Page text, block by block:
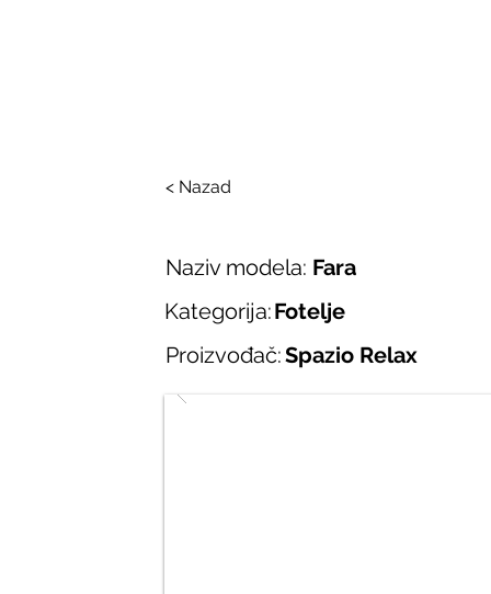
< Nazad
Naziv modela: Fara
Kategorija:Fotelje
Proizvođač:Spazio Relax